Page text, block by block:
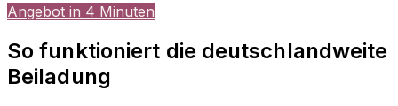
Angebot in 4 Minuten
So funktioniert die deutschlandweite
Beiladung